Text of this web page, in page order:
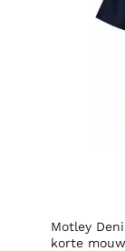
Motley
korte